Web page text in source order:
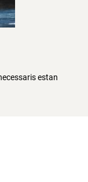
estan